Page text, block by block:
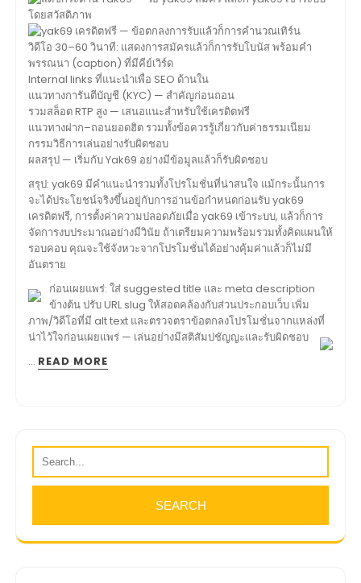
วิดีโอ 30–60 วินาที: แสดงการสมัครแล้วก็การรับโบนัส พร้อมคำ
พรรณนา (caption) ที่มีคีย์เวิร์ด
Internal links ที่แนะนำเพื่อ SEO ด้านใน
แนวทางการันตีบัญชี (KYC) — สำคัญก่อนถอน
รวมสล็อต RTP สูง — เสนอแนะสำหรับใช้เครดิตฟรี
แนวทางฝาก–ถอนยอดฮิต รวมทั้งข้อควรรู้เกี่ยวกับค่าธรรมเนียม
กรรมวิธีการเล่นอย่างรับผิดชอบ
ผลสรุป — เริ่มกับ Yak69 อย่างมีข้อมูลแล้วก็รับผิดชอบ
สรุป: yak69 มีคำแนะนำรวมทั้งโปรโมชั่นที่น่าสนใจ แม้กระนั้นการ
จะได้ประโยชน์จริงขึ้นอยู่กับการอ่านข้อกำหนดก่อนรับ yak69
เครดิตฟรี, การตั้งค่าความปลอดภัยเมื่อ yak69 เข้าระบบ, แล้วก็การ
จัดการงบประมาณอย่างมีวินัย ถ้าเตรียมความพร้อมรวมทั้งคิดแผนให้
รอบคอบ คุณจะใช้จังหวะจากโปรโมชั่นได้อย่างคุ้มค่าแล้วก็ไม่มี
อันตราย
ก่อนเผยแพร่: ใส่ suggested title และ meta description
ข้างต้น ปรับ URL slug ให้สอดคล้องกับส่วนประกอบเว็บ เพิ่ม
ภาพ/วิดีโอที่มี alt text และตรวจตราข้อตกลงโปรโมชั่นจากแหล่งที่
น่าไว้ใจก่อนเผยแพร่ — เล่นอย่างมีสติสัมปชัญญะและรับผิดชอบ
… READ MORE